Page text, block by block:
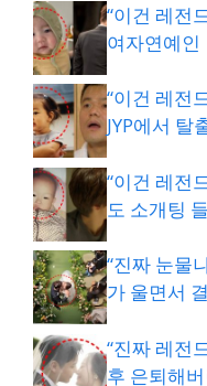
“이건 레전
여자연예인
“이건 레전
JYP에서 탈
“이건 레전
도 소개팅
“진짜 눈물
가 울면서
“진짜 레전
후 은퇴해